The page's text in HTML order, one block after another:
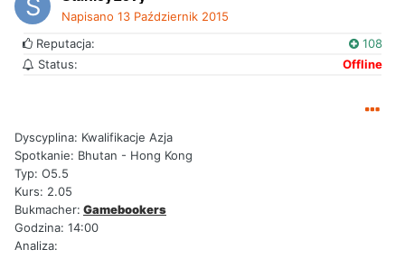
Napisano 13 Październik 2015
Reputacja:
108
Status:
Offline
Dyscyplina: Kwalifikacje Azja
Spotkanie: Bhutan - Hong Kong
Typ: O5.5
Kurs: 2.05
Bukmacher: Gamebookers
Godzina: 14:00
Analiza: